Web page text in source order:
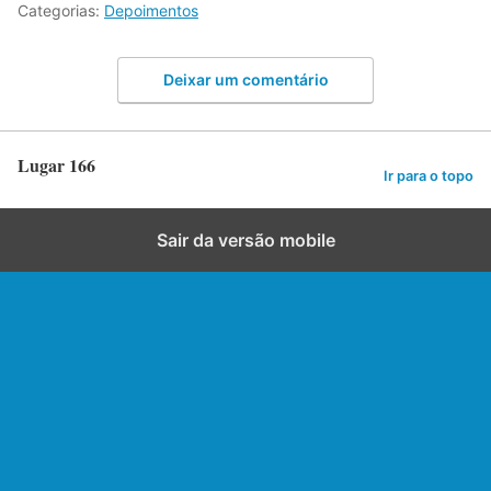
Categorias: Depoimentos
Deixar um comentário
Lugar 166 Ir para o topo
Sair da versão mobile